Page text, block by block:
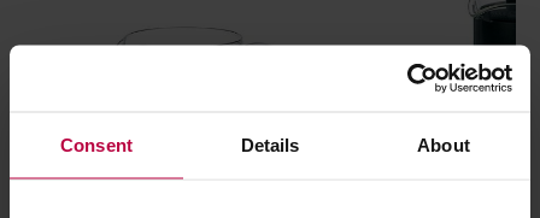
Consent Details About